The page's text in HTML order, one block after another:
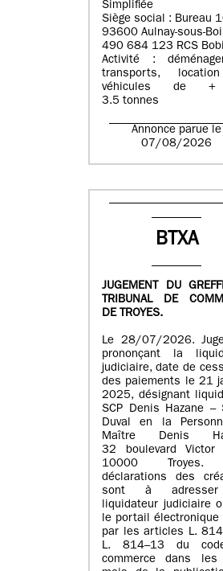
Simplifiée
Siège social : Bureau
93600 Aulnay-sous-
490 684 123 RCS
Activité :
transports,
véhicules de
3.5 tonnes
Annonce parue le
07/08/2026
BTXA
JUGEMENT DU
TRIBUNAL DE
DE TROYES.
Le 28/07/2026.
prononçant la
judiciaire, date de
des paiements le 21
2025, désignant
SCP Denis Hazane –
Duval en la
Maître Denis
32 boulevard Victor
10000 Troyes.
déclarations des
sont à
liquidateur judiciaire
le portail électronique
par les articles L.
L. 814–13 du
commerce dans les